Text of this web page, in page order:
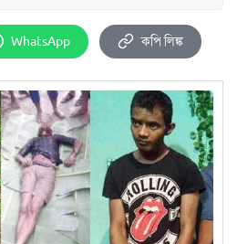
WhatsApp কপি লিঙ্ক